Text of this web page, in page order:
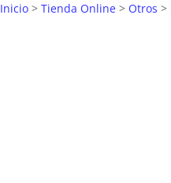
Inicio >Tienda Online > Otros >